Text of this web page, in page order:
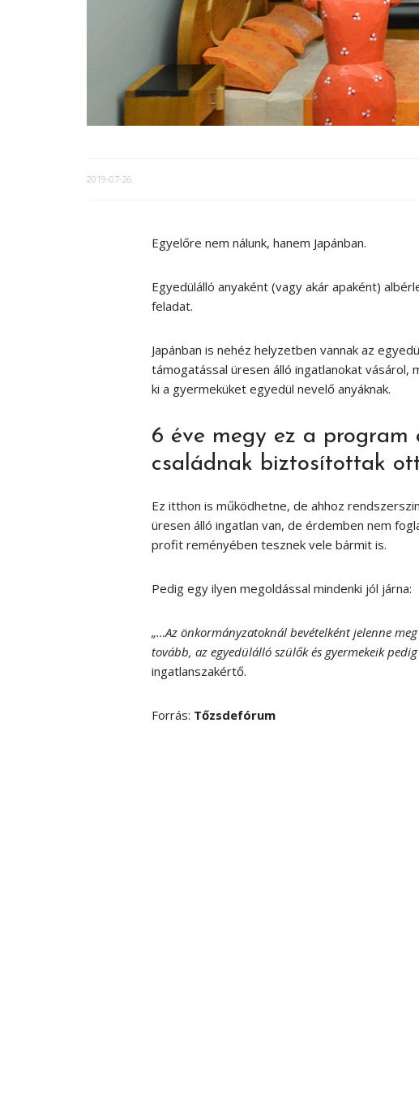
2019-07-26
Egyelőre nem nálunk, hanem Japánban.
Egyedülálló anyaként (vagy akár apaként)
feladat.
Japánban is nehéz helyzetben vannak az
támogatással üresen álló ingatlanokat vásárol,
ki a gyermeküket egyedül nevelő anyáknak.
6 éve megy ez a
családnak biztosítottak
Ez itthon is működhetne, de ahhoz
üresen álló ingatlan van, de érdemben nem
profit reményében tesznek vele bármit is.
Pedig egy ilyen megoldással mindenki jól járna:
„…Az önkormányzatoknál bevételként jelenne
tovább, az egyedülálló szülők és gyermekeik
ingatlanszakértő.
Forrás: Tőzsdefórum